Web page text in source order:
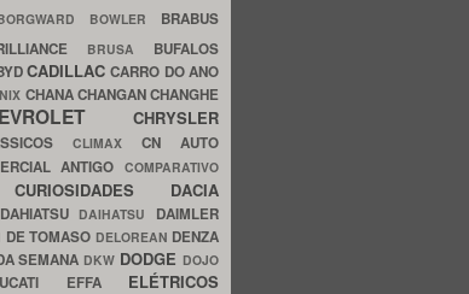
BOWLER BRABUS
BRUSA BUFALOS
CADILLACCARRO DO ANO
CHANACHANGANCHANGHE
CHRYSLER
CLIMAX CN AUTO
ANTIGOCOMPARATIVO
CURIOSIDADES DACIA
DAHIATSU DAIHATSU DAIMLER
DE TOMASO DELOREAN DENZA
SEMANA DKW DODGE DOJO
EFFA ELÉTRICOS